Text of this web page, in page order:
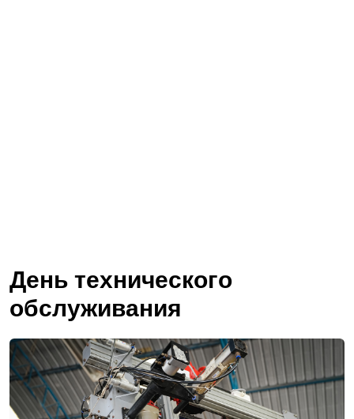
День технического
обслуживания